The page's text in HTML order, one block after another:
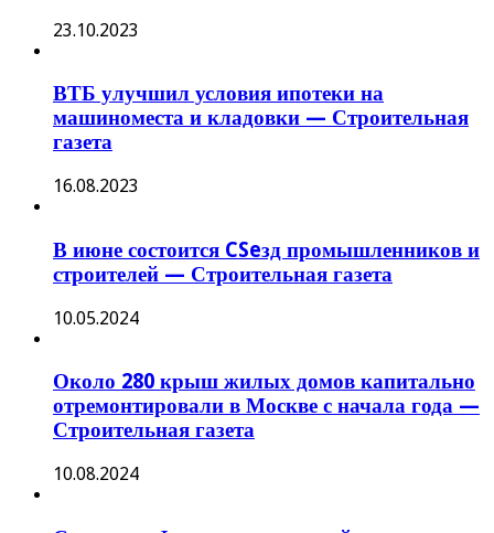
23.10.2023
ВТБ улучшил условия ипотеки на
машиноместа и кладовки — Строительная
газета
16.08.2023
В июне состоится CSeзд промышленников и
строителей — Строительная газета
10.05.2024
Около 280 крыш жилых домов капитально
отремонтировали в Москве с начала года —
Строительная газета
10.08.2024